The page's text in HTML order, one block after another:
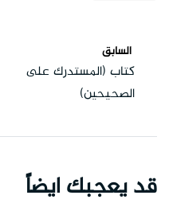
السابق
كتاب (المستدرك على
الصحيحين)
قد يعجبك ايضاً